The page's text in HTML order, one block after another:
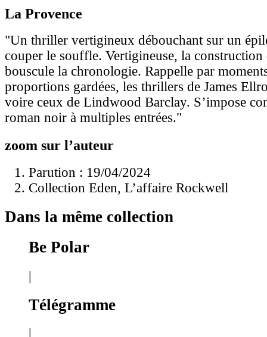
La Provence
"Un thriller vertigineux débouchant sur un
couper le souffle. Vertigineuse, la construction
bouscule la chronologie. Rappelle par
proportions gardées, les thrillers de James
voire ceux de Lindwood Barclay. S’impose
roman noir à multiples entrées."
zoom sur l’auteur
Parution : 19/04/2024
Collection Eden, L’affaire Rockwell
Dans la même collection
Be Polar
|
Télégramme